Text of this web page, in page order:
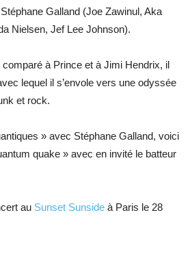
Galland (Joe Zawinul, Aka
Nielsen, Jef Lee Johnson).
à Prince et à Jimi Hendrix, il
lequel il s’envole vers une odyssée
et rock.
» avec Stéphane Galland, voici
quake » avec en invité le batteur
au Sunset Sunside à Paris le 28